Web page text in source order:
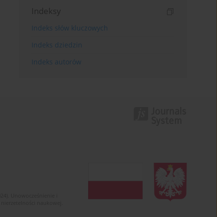
Indeksy
Indeks słów kluczowych
Indeks dziedzin
Indeks autorów